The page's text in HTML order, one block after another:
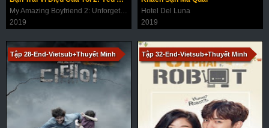
My Amazing Boyfriend 2: Unforgettable Impression
2019
Hotel Del Luna
2019
Tập 28-End-Vietsub+Thuyết Minh Tập 32-End-Vietsub+Thuyết Minh